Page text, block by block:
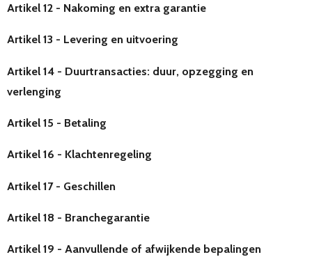
Artikel 12 - Nakoming en extra garantie
Artikel 13 - Levering en uitvoering
Artikel 14 - Duurtransacties: duur, opzegging en
verlenging
Artikel 15 - Betaling
Artikel 16 - Klachtenregeling
Artikel 17 - Geschillen
Artikel 18 - Branchegarantie
Artikel 19 - Aanvullende of afwijkende bepalingen